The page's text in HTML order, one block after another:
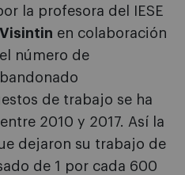
la profesora del IESE
en colaboración
número de
de trabajo se ha
2010 y 2017. Así la
dejaron su trabajo de
de 1 por cada 600